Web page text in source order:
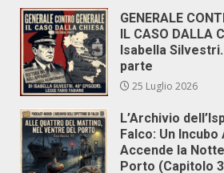
GENERALE
IL CASO DALLA
Isabella
parte
25 Luglio 2026
L’Archivio
Falco: Un
Accende la
Porto (Capitolo